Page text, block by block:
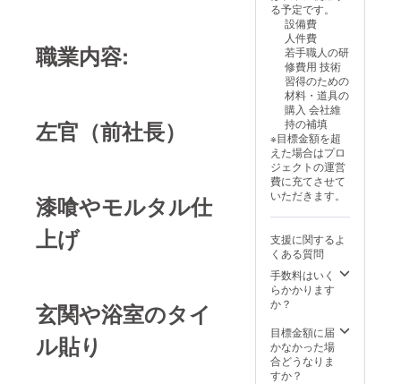
職業内容:
左官（前社長）
漆喰やモルタル仕
上げ
玄関や浴室のタイ
ル貼り
る予定です。
設備費
人件費
若手職人の研
修費用 技術
習得のための
材料・道具の
購入 会社維
持の補填
※目標金額を超
えた場合はプロ
ジェクトの運営
費に充てさせて
いただきます。
支援に関するよ
くある質問
手数料はいく
らかかります
か？
目標金額に届
かなかった場
合どうなりま
すか？